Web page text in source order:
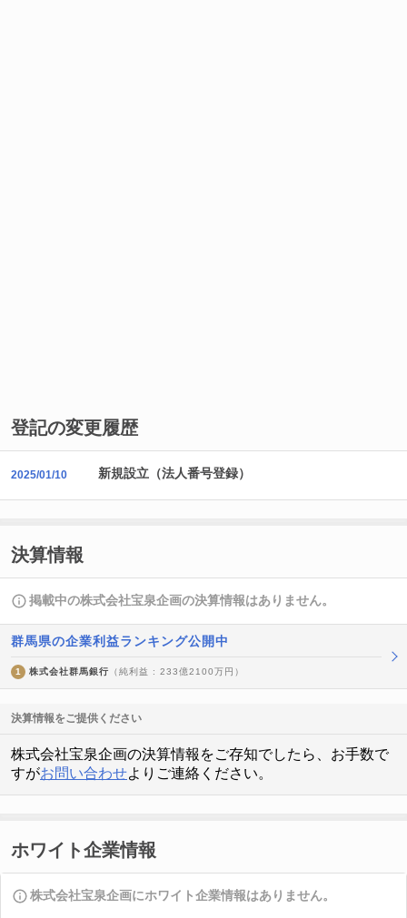
登記の変更履歴
2025/01/10 新規設立（法人番号登録）
決算情報
掲載中の株式会社宝泉企画の決算情報はありません。
群馬県の企業利益ランキング公開中
1 株式会社群馬銀行 （純利益 : 233億2100万円）
決算情報をご提供ください
株式会社宝泉企画の決算情報をご存知でしたら、お手数で
すがお問い合わせよりご連絡ください。
ホワイト企業情報
株式会社宝泉企画にホワイト企業情報はありません。